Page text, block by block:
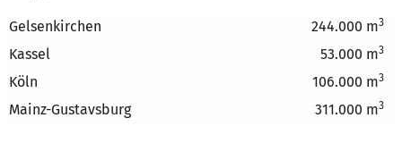
Gelsenkirchen 244.000 m3
Kassel 53.000 m3
Köln 106.000 m3
Mainz-Gustavsburg 311.000 m3